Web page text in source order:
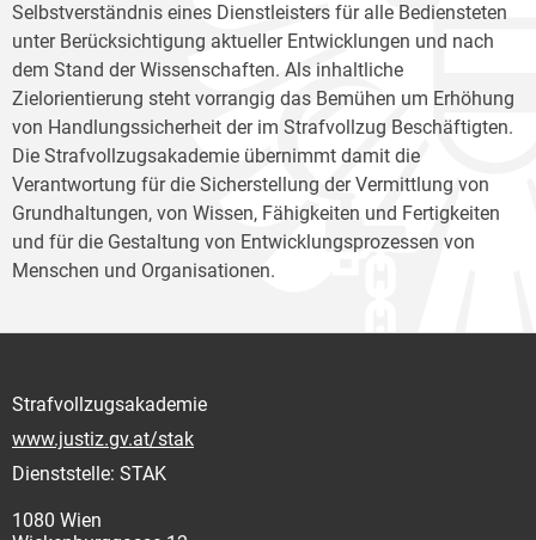
Selbstverständnis eines Dienstleisters für alle Bediensteten
unter Berücksichtigung aktueller Entwicklungen und nach
dem Stand der Wissenschaften. Als inhaltliche
Zielorientierung steht vorrangig das Bemühen um Erhöhung
von Handlungssicherheit der im Strafvollzug Beschäftigten.
Die Strafvollzugsakademie übernimmt damit die
Verantwortung für die Sicherstellung der Vermittlung von
Grundhaltungen, von Wissen, Fähigkeiten und Fertigkeiten
und für die Gestaltung von Entwicklungsprozessen von
Menschen und Organisationen.
Strafvollzugsakademie
www.justiz.gv.at/stak
Dienststelle: STAK
1080 Wien